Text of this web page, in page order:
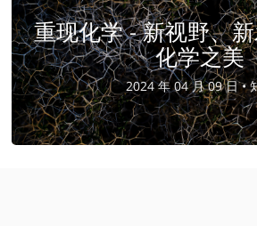
重现化学 - 新视野、
化学之美
2024 年 04 月 09 日 •